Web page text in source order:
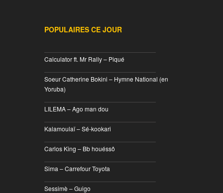
POPULAIRES CE JOUR
Calculator ft. Mr Rally – Piqué
Soeur Catherine Bokini – Hymne National (en
Yoruba)
LILEMA – Ago man dou
Kalamoulaï – Sé-kookari
Carlos King – Bb houéssô
Sima – Carrefour Toyota
Sessimè – Guigo